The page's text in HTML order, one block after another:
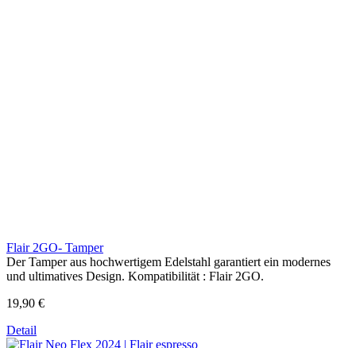
Flair 2GO- Tamper
Der Tamper aus hochwertigem Edelstahl garantiert ein modernes
und ultimatives Design. Kompatibilität : Flair 2GO.
19,90 €
Detail